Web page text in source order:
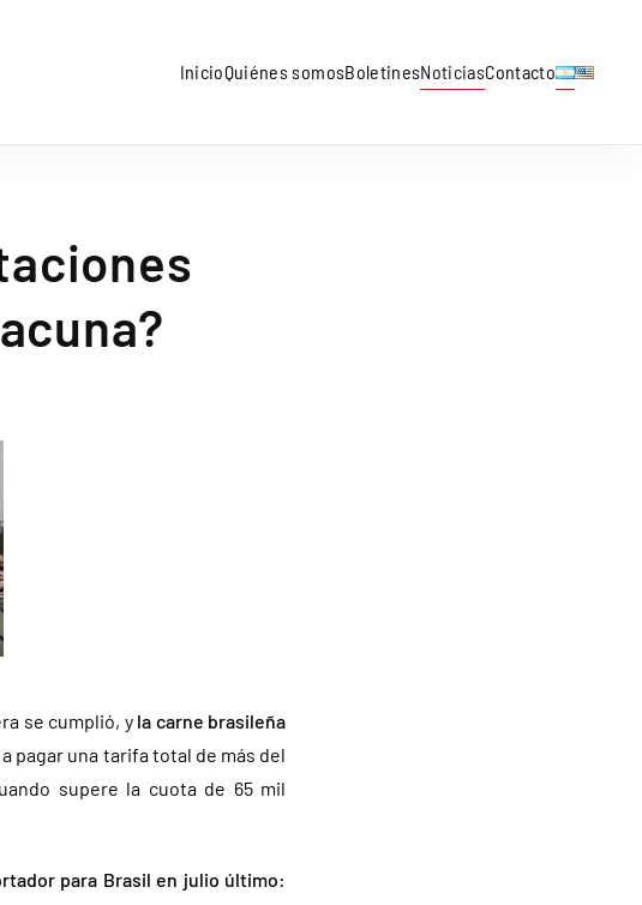
InicioQuiénes somosBoletinesNoticiasContacto
se cumplió, y la carne brasileña
pagar una tarifa total de más del
supere la cuota de 65 mil
para Brasil en julio último: